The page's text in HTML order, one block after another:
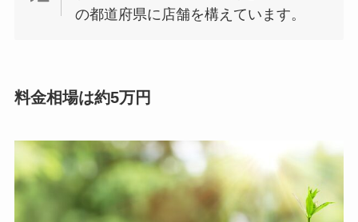
の都道府県に店舗を構えています。
料金相場は約5万円